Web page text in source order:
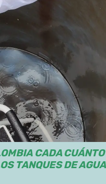
CADA
TANQUES DE AGUA